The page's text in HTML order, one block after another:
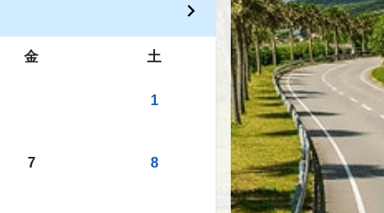
金 土
1
7 8